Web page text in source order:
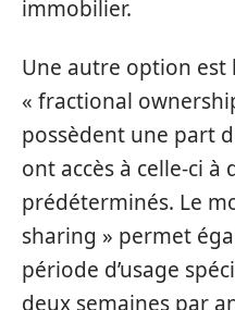
immobilier.
Une autre option est
« fractional
possèdent une part
ont accès à celle-ci à
prédéterminés. Le
sharing » permet
période d’usage
deux semaines par